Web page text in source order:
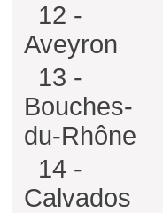
12 -
Aveyron
13 -
Bouches-
du-Rhône
14 -
Calvados